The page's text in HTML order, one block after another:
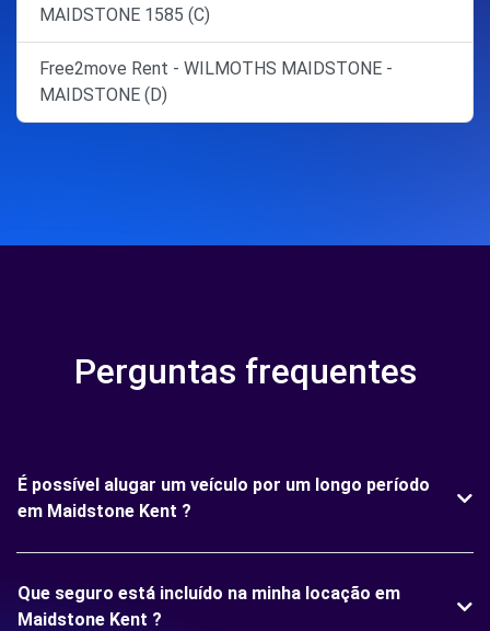
MAIDSTONE 1585 (C)
Free2move Rent - WILMOTHS MAIDSTONE -
MAIDSTONE (D)
Perguntas frequentes
É possível alugar um veículo por um longo período
em Maidstone Kent ?
Que seguro está incluído na minha locação em
Maidstone Kent ?